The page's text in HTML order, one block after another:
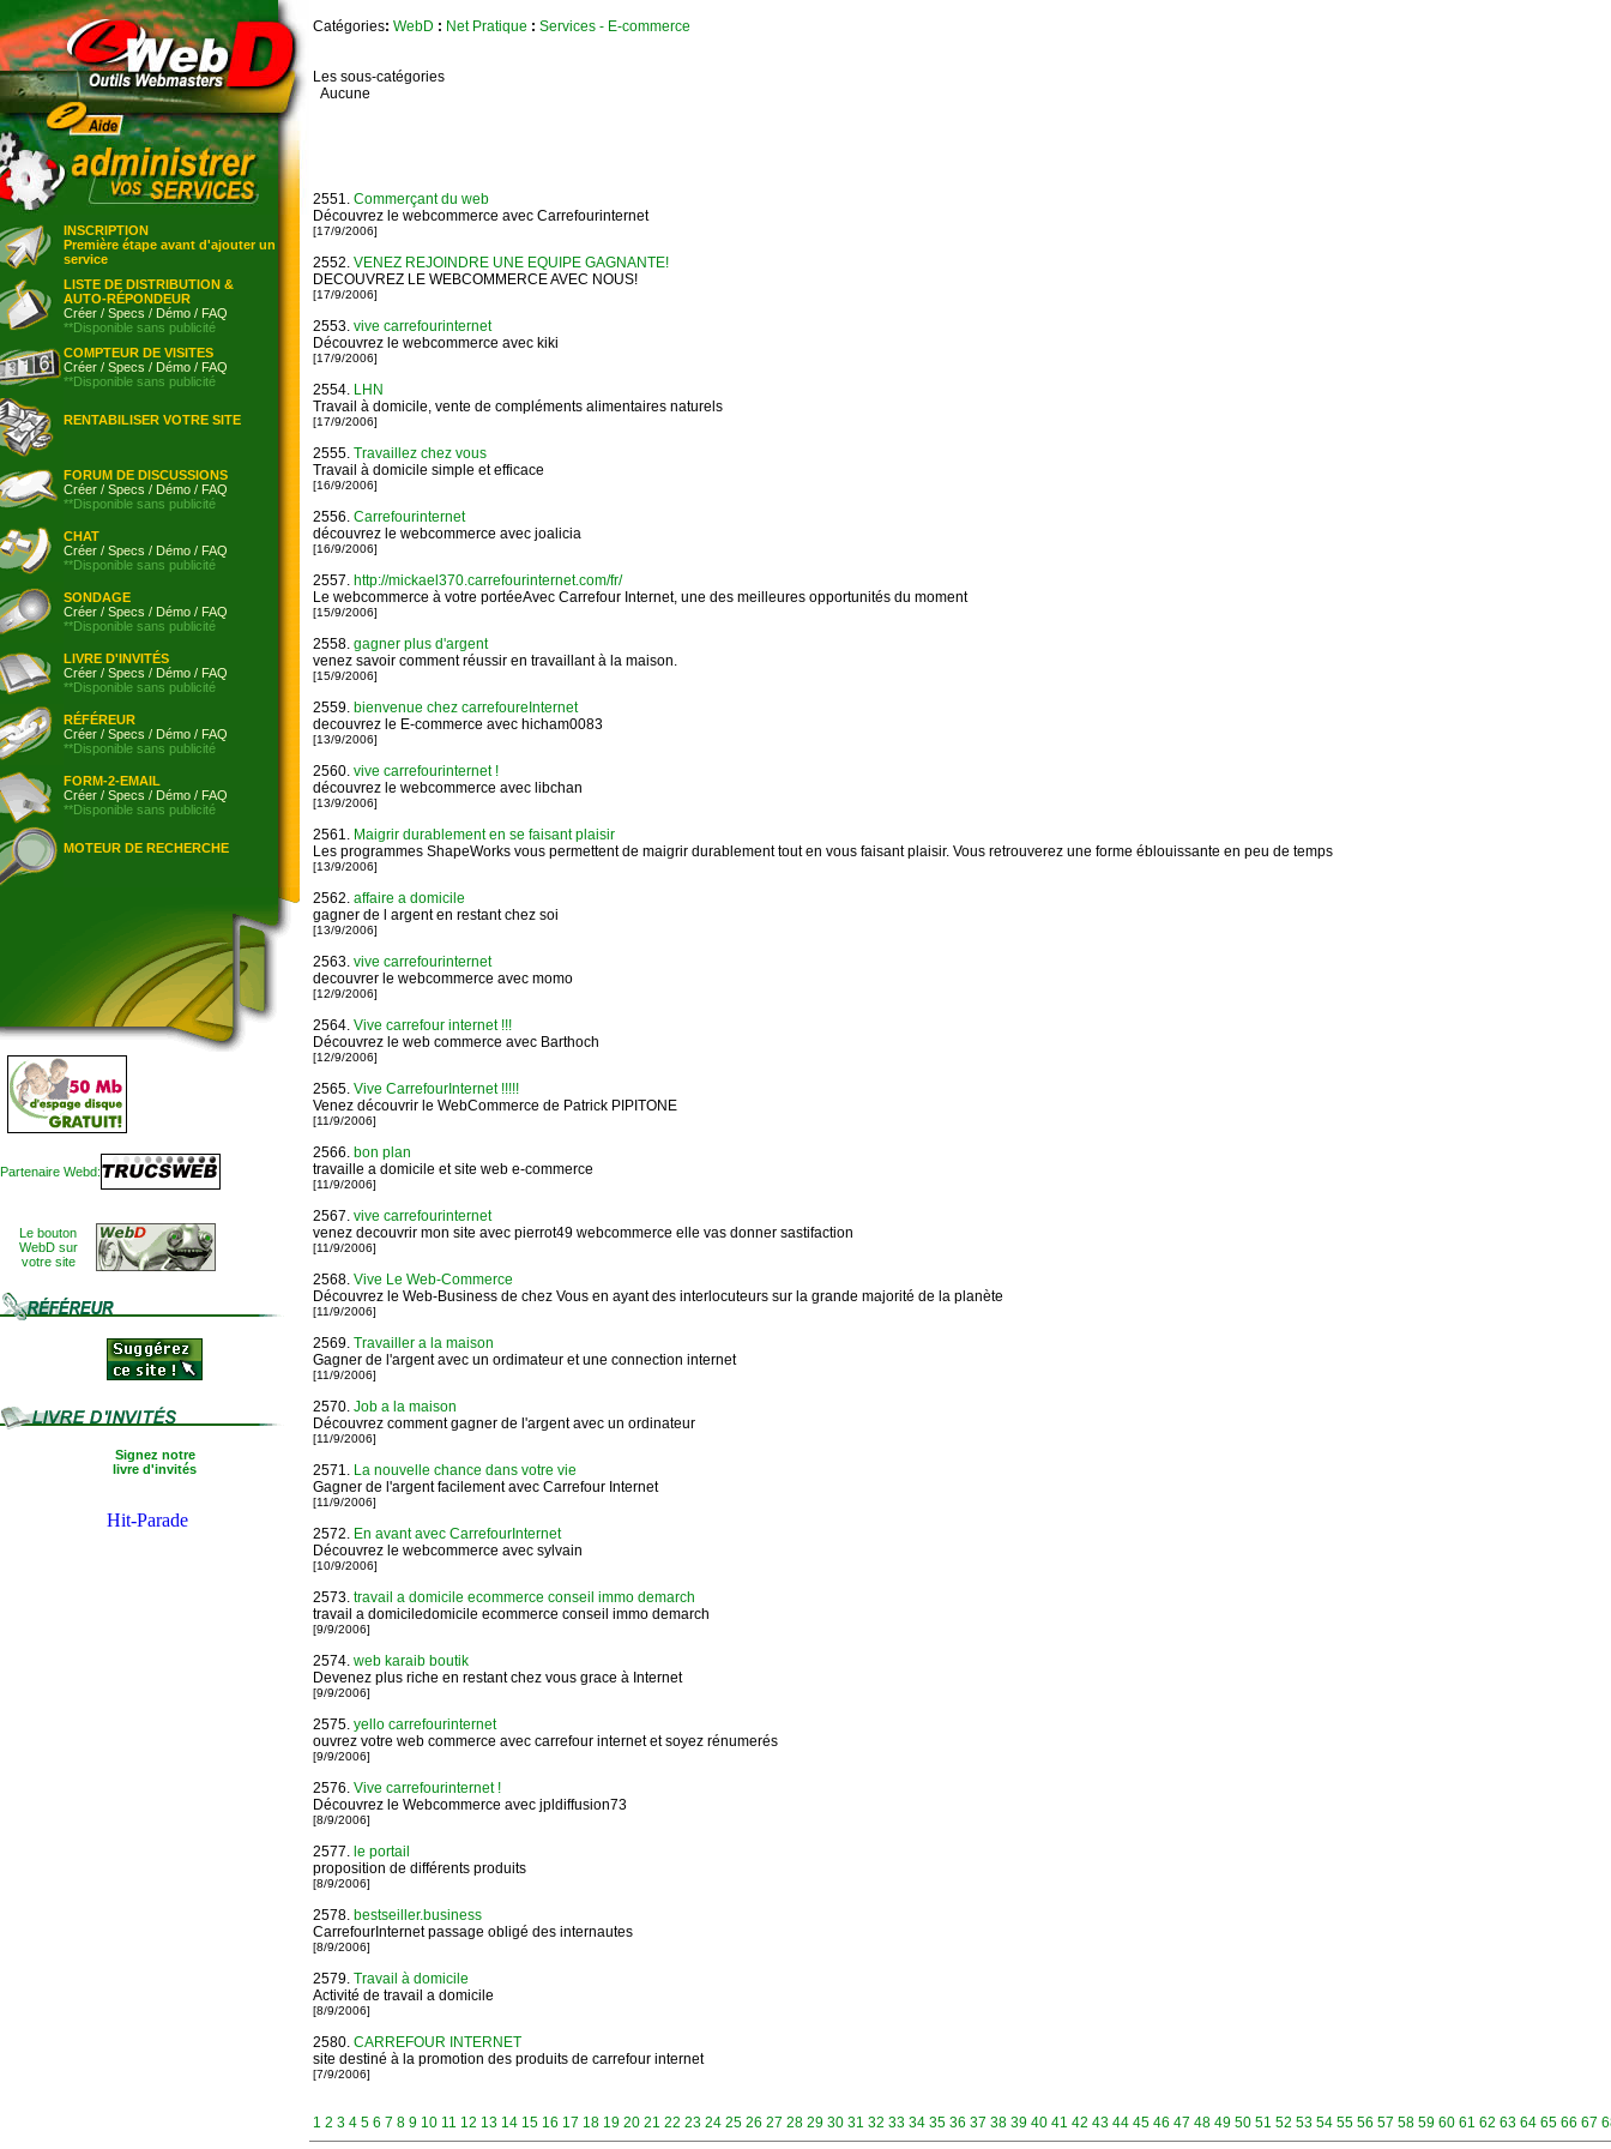
INSCRIPTION
Première étape avant d'ajouter un
service
LISTE DE DISTRIBUTION &
AUTO-RÉPONDEUR
Créer / Specs / Démo / FAQ
**Disponible sans publicité
COMPTEUR DE VISITES
Créer / Specs / Démo / FAQ
**Disponible sans publicité
RENTABILISER VOTRE SITE
FORUM DE DISCUSSIONS
Créer / Specs / Démo / FAQ
**Disponible sans publicité
CHAT
Créer / Specs / Démo / FAQ
**Disponible sans publicité
SONDAGE
Créer / Specs / Démo / FAQ
**Disponible sans publicité
LIVRE D'INVITÉS
Créer / Specs / Démo / FAQ
**Disponible sans publicité
RÉFÉREUR
Créer / Specs / Démo / FAQ
**Disponible sans publicité
FORM-2-EMAIL
Créer / Specs / Démo / FAQ
**Disponible sans publicité
MOTEUR DE RECHERCHE
Partenaire Webd:
Le bouton
WebD sur
votre site
Signez notre
livre d'invités
Catégories: WebD : Net Pratique : Services - E-commerce
Les sous-catégories
Aucune
2551. Commerçant du web
Découvrez le webcommerce avec Carrefourinternet
[17/9/2006]
2552. VENEZ REJOINDRE UNE EQUIPE GAGNANTE!
DECOUVREZ LE WEBCOMMERCE AVEC NOUS!
[17/9/2006]
2553. vive carrefourinternet
Découvrez le webcommerce avec kiki
[17/9/2006]
2554. LHN
Travail à domicile, vente de compléments alimentaires naturels
[17/9/2006]
2555. Travaillez chez vous
Travail à domicile simple et efficace
[16/9/2006]
2556. Carrefourinternet
découvrez le webcommerce avec joalicia
[16/9/2006]
2557. http://mickael370.carrefourinternet.com/fr/
Le webcommerce à votre portéeAvec Carrefour Internet, une des meilleures opportunités du moment
[15/9/2006]
2558. gagner plus d'argent
venez savoir comment réussir en travaillant à la maison.
[15/9/2006]
2559. bienvenue chez carrefoureInternet
decouvrez le E-commerce avec hicham0083
[13/9/2006]
2560. vive carrefourinternet !
découvrez le webcommerce avec libchan
[13/9/2006]
2561. Maigrir durablement en se faisant plaisir
Les programmes ShapeWorks vous permettent de maigrir durablement tout en vous faisant plaisir. Vous retrouverez une forme éblouissante en peu de temps
[13/9/2006]
2562. affaire a domicile
gagner de l argent en restant chez soi
[13/9/2006]
2563. vive carrefourinternet
decouvrer le webcommerce avec momo
[12/9/2006]
2564. Vive carrefour internet !!!
Découvrez le web commerce avec Barthoch
[12/9/2006]
2565. Vive CarrefourInternet !!!!!
Venez découvrir le WebCommerce de Patrick PIPITONE
[11/9/2006]
2566. bon plan
travaille a domicile et site web e-commerce
[11/9/2006]
2567. vive carrefourinternet
venez decouvrir mon site avec pierrot49 webcommerce elle vas donner sastifaction
[11/9/2006]
2568. Vive Le Web-Commerce
Découvrez le Web-Business de chez Vous en ayant des interlocuteurs sur la grande majorité de la planète
[11/9/2006]
2569. Travailler a la maison
Gagner de l'argent avec un ordimateur et une connection internet
[11/9/2006]
2570. Job a la maison
Découvrez comment gagner de l'argent avec un ordinateur
[11/9/2006]
2571. La nouvelle chance dans votre vie
Gagner de l'argent facilement avec Carrefour Internet
[11/9/2006]
2572. En avant avec CarrefourInternet
Découvrez le webcommerce avec sylvain
[10/9/2006]
2573. travail a domicile ecommerce conseil immo demarch
travail a domiciledomicile ecommerce conseil immo demarch
[9/9/2006]
2574. web karaib boutik
Devenez plus riche en restant chez vous grace à Internet
[9/9/2006]
2575. yello carrefourinternet
ouvrez votre web commerce avec carrefour internet et soyez rénumerés
[9/9/2006]
2576. Vive carrefourinternet !
Découvrez le Webcommerce avec jpldiffusion73
[8/9/2006]
2577. le portail
proposition de différents produits
[8/9/2006]
2578. bestseiller.business
CarrefourInternet passage obligé des internautes
[8/9/2006]
2579. Travail à domicile
Activité de travail a domicile
[8/9/2006]
2580. CARREFOUR INTERNET
site destiné à la promotion des produits de carrefour internet
[7/9/2006]
1 2 3 4 5 6 7 8 9 10 11 12 13 14 15 16 17 18 19 20 21 22 23 24 25 26 27 28 29 30 31 32 33 34 35 36 37 38 39 40 41 42 43 44 45 46 47 48 49 50 51 52 53 54 55 56 57 58 59 60 61 62 63 64 65 66 67